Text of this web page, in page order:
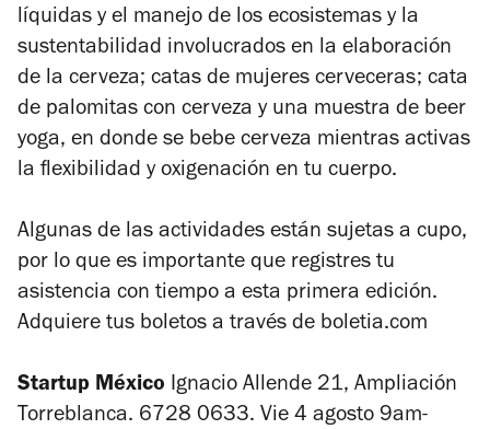
líquidas y el manejo de los ecosistemas y la
sustentabilidad involucrados en la elaboración
de la cerveza; catas de mujeres cerveceras; cata
de palomitas con cerveza y una muestra de beer
yoga, en donde se bebe cerveza mientras activas
la flexibilidad y oxigenación en tu cuerpo.
Algunas de las actividades están sujetas a cupo,
por lo que es importante que registres tu
asistencia con tiempo a esta primera edición.
Adquiere tus boletos a través de boletia.com
Startup México Ignacio Allende 21, Ampliación
Torreblanca. 6728 0633. Vie 4 agosto 9am-